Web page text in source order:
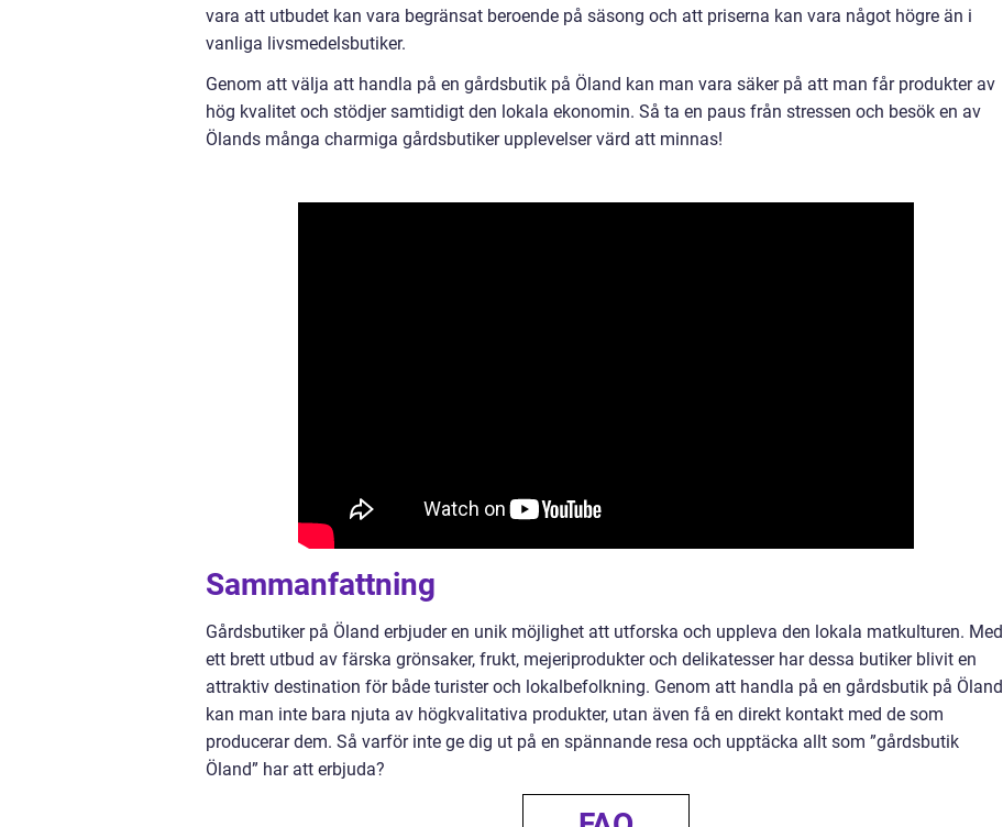
vara att utbudet kan vara begränsat beroende på säsong och att priserna kan vara något högre än i
vanliga livsmedelsbutiker.
Genom att välja att handla på en gårdsbutik på Öland kan man vara säker på att man får produkter av
hög kvalitet och stödjer samtidigt den lokala ekonomin. Så ta en paus från stressen och besök en av
Ölands många charmiga gårdsbutiker upplevelser värd att minnas!
Sammanfattning
Gårdsbutiker på Öland erbjuder en unik möjlighet att utforska och uppleva den lokala matkulturen. Med
ett brett utbud av färska grönsaker, frukt, mejeriprodukter och delikatesser har dessa butiker blivit en
attraktiv destination för både turister och lokalbefolkning. Genom att handla på en gårdsbutik på Öland
kan man inte bara njuta av högkvalitativa produkter, utan även få en direkt kontakt med de som
producerar dem. Så varför inte ge dig ut på en spännande resa och upptäcka allt som ”gårdsbutik
Öland” har att erbjuda?